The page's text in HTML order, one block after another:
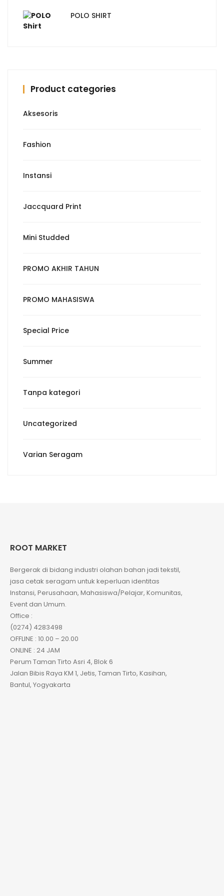
Rp30000.adalah:
POLO SHIRT
Product categories
Aksesoris
Fashion
Instansi
Jaccquard Print
Mini Studded
PROMO AKHIR TAHUN
PROMO MAHASISWA
Special Price
Summer
Tanpa kategori
Uncategorized
Varian Seragam
ROOT MARKET
Bergerak di bidang industri olahan bahan jadi tekstil,
jasa cetak seragam untuk keperluan identitas
Instansi, Perusahaan, Mahasiswa/Pelajar, Komunitas,
Event dan Umum.
Office :
(0274) 4283498
OFFLINE : 10.00 – 20.00
ONLINE : 24 JAM
Perum Taman Tirto Asri 4, Blok 6
Jalan Bibis Raya KM 1, Jetis, Taman Tirto, Kasihan,
Bantul, Yogyakarta